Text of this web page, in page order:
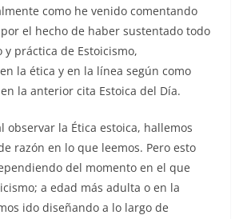
como he venido comentando
el hecho de haber sustentado todo
práctica de Estoicismo,
la ética y en la línea según como
la anterior cita Estoica del Día.
observar la Ética estoica, hallemos
razón en lo que leemos. Pero esto
del momento en el que
a edad más adulta o en la
ido diseñando a lo largo de